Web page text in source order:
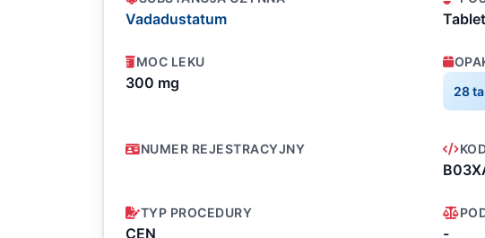
Vadadustatum
MOC LEKU
300 mg
28
NUMER REJESTRACYJNY
TYP PROCEDURY
CEN -